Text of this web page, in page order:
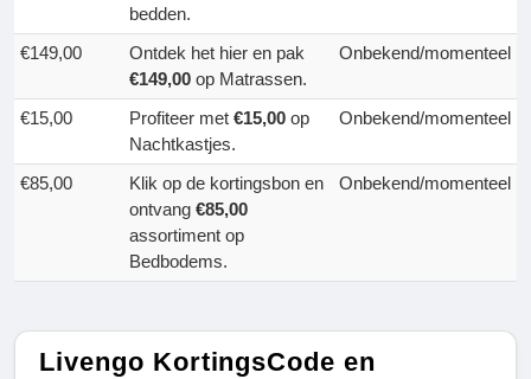
bedden.
€149,00
Ontdek het hier en pak
€149,00 op Matrassen.
Onbekend/momenteel
€15,00 Profiteer met €15,00 op
Nachtkastjes.
Onbekend/momenteel
€85,00
Klik op de kortingsbon en
ontvang €85,00
assortiment op
Bedbodems.
Onbekend/momenteel
Livengo KortingsCode en